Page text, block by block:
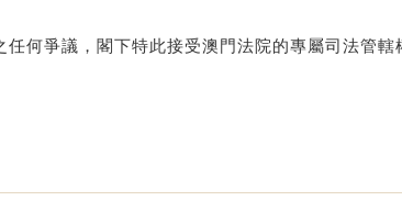
何爭議，閣下特此接受澳門法院的專屬司法管轄